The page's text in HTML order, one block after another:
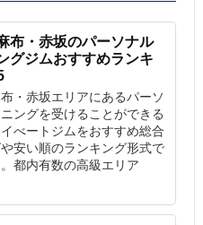
布・赤坂のパーソナル
グジムおすすめランキ
・赤坂エリアにあるパーソ
ングを受けることができる
べートジムをおすすめ総合
安い順のランキング形式で
都内有数の高級エリア